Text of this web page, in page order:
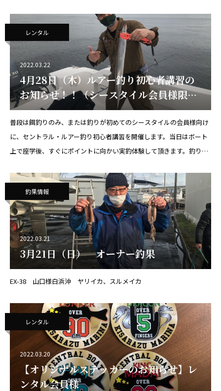
レンタル
2022.03.22
4月28日（木）ルアー釣り初心者講習の
お知らせ！！（シースタイル会員様限
定）
普段は餌釣りのみ、または釣りが初めてのシースタイルの会員様向け
に、セントラル・ルアー釣り初心者講習を開催します。当日はボート
上で座学後、すぐにポイントに向かい実釣体験して頂きます。釣り道
れており、釣り道具無しでもご参加
釣果情報
2022.03.21
3月21日（日） オーナー釣果
EX-38 山口様白浜沖 ヤリイカ、スルメイカ
レンタル
2022.03.20
【オリジナルステッカーのお知らせ】レ
ンタル会員様